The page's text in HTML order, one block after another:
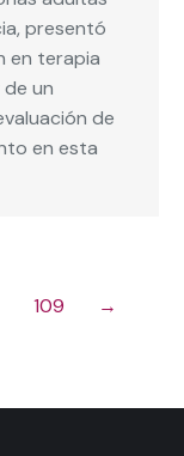
presentó
en terapia
un
de
en esta
109 →